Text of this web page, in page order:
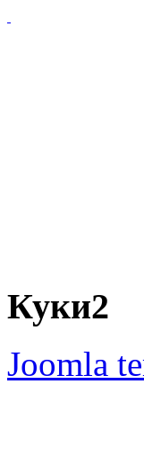
Куки2
Joomla